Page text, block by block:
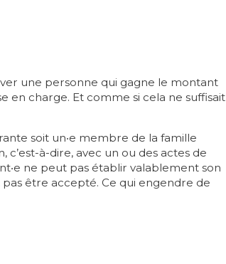
une personne qui gagne le montant
en charge. Et comme si cela ne suffisait
soit un‧e membre de la famille
à-dire, avec un ou des actes de
ne peut pas établir valablement son
être accepté. Ce qui engendre de